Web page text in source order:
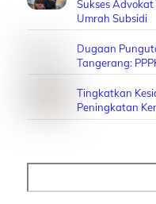
Sukses
Umrah Subsidi
Dugaan
Tangerang:
Tingkatkan
Peningkatan